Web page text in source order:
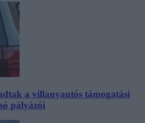
a villanyautós támogatási
pályázói